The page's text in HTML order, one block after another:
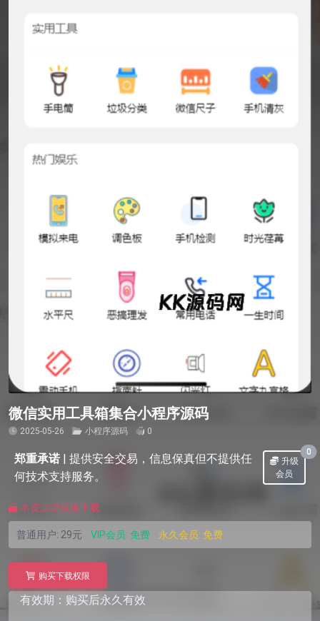
微信实用工具箱集合小程序源码
2025-05-26 小程序源码 0
郑重承诺 | 提供安全交易，信息保真但不提供任
何技术支持服务。
升级
会员
0
本资源需权限下载
普通用户: 29元 VIP会员: 免费 永久会员: 免费
购买下载权限
有效期：购买后永久有效